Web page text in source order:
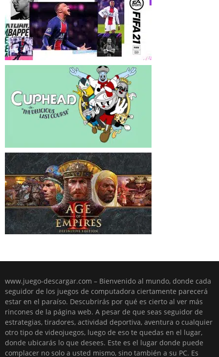
www.juego-descargar.com – Bienvenido al mundo, donde cada
seguidor de los juegos de computadora ciertamente parecerá
estar en el paraíso. Descubrirás por qué es cierto al ver más
rincones de la página web. A pesar de que seas seguidor de
estrategias, tiradores, actividad deportiva, aventura o cualquier
otro tipo de videojuegos, luego de eso te quedas en el lugar,
donde ubicarás lo que desees. Este es el lugar donde puede
complacer no solo a usted mismo, sino también a su PC. Es